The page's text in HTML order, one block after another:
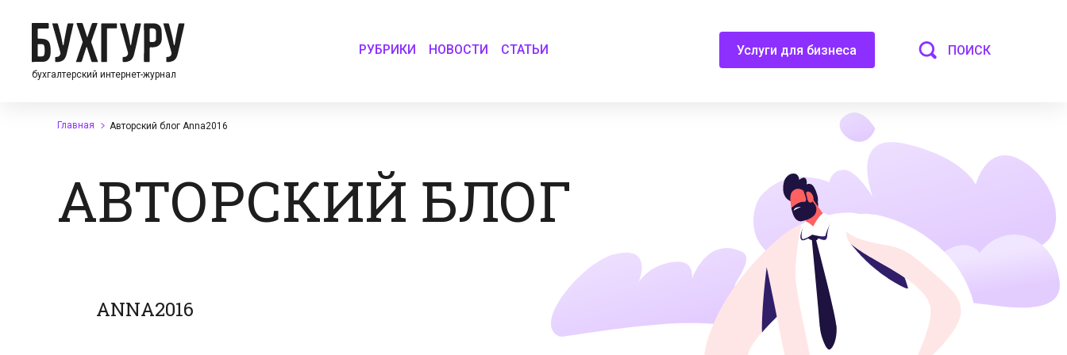
бухгалтерский интернет-журнал
РУБРИКИ НОВОСТИ СТАТЬИ Услуги для бизнеса ПОИСК
Главная Авторский блог Anna2016
АВТОРСКИЙ БЛОГ
ANNA2016